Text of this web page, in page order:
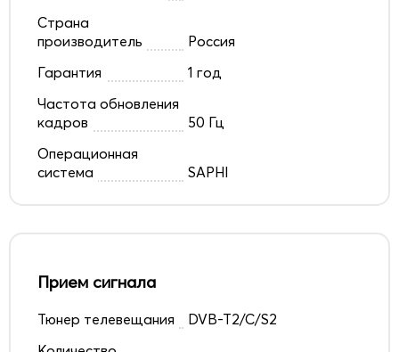
Страна
производитель
Россия
Гарантия
1 год
Частота обновления
кадров
50 Гц
Операционная
система
SAPHI
Прием сигнала
Тюнер телевещания
DVB-T2/C/S2